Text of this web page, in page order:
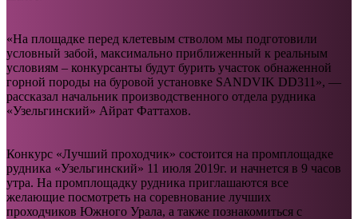
«На площадке перед клетевым стволом мы подготовили
условный забой, максимально приближенный к реальным
условиям – конкурсанты будут бурить участок обнаженной
горной породы на буровой установке SANDVIK DD311», —
рассказал начальник производственного отдела рудника
«Узельгинский» Айрат Фаттахов.
Конкурс «Лучший проходчик» состоится на промплощадке
рудника «Узельгинский» 11 июля 2019г. и начнется в 9 часов
утра. На промплощадку рудника приглашаются все
желающие посмотреть на соревнование лучших
проходчиков Южного Урала, а также познакомиться с